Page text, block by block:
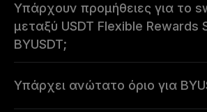
Υπάρχουν προμήθειες για το
μεταξύ USDT Flexible Rewards
BYUSDT;
Υπάρχει ανώτατο όριο για